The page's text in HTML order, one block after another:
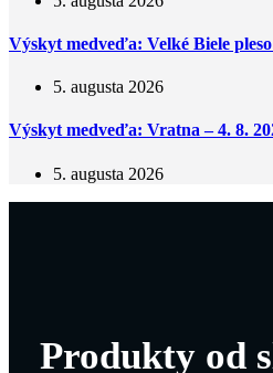
Výskyt medveďa: Velké Biele pleso
5. augusta 2026
Výskyt medveďa: Vratna – 4. 8.
5. augusta 2026
Produkty od